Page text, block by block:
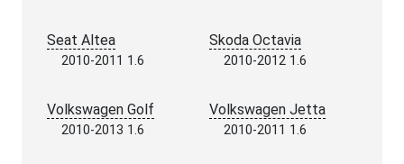
Seat Altea
2010-2011 1.6
Skoda Octavia
2010-2012 1.6
Volkswagen Golf
2010-2013 1.6
Volkswagen Jetta
2010-2011 1.6